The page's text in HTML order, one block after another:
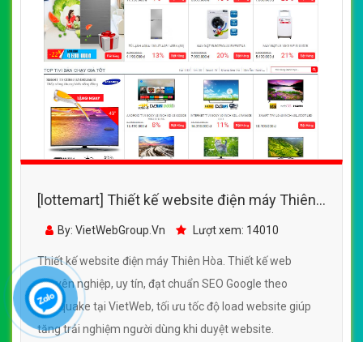
[lottemart] Thiết kế website điện máy Thiên
Hòa đẹp, chuyên nghiệp chuẩn SEO
By: VietWebGroup.Vn Lượt xem: 14010
Thiết kế website điện máy Thiên Hòa. Thiết kế web
chuyên nghiệp, uy tín, đạt chuẩn SEO Google theo
SEOquake tại VietWeb, tối ưu tốc độ load website giúp
tăng trải nghiệm người dùng khi duyệt website.